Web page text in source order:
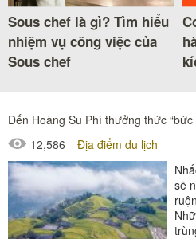
Sous chef là gì? Tìm hiểu
nhiệm vụ công việc của
Sous chef
Đến Hoàng Su Phì thưởng thức
12,586
Địa điểm du lịch
sẽ